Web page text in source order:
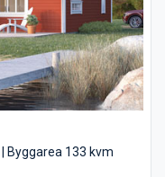
sovrum och ett mysigt
Byggarea 133 kvm